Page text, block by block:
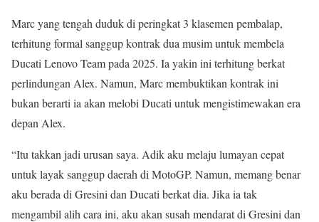
Marc yang tengah duduk di peringkat 3 klasemen pembalap,
terhitung formal sanggup kontrak dua musim untuk membela
Ducati Lenovo Team pada 2025. Ia yakin ini terhitung berkat
perlindungan Alex. Namun, Marc membuktikan kontrak ini
bukan berarti ia akan melobi Ducati untuk mengistimewakan era
depan Alex.
“Itu takkan jadi urusan saya. Adik aku melaju lumayan cepat
untuk layak sanggup daerah di MotoGP. Namun, memang benar
aku berada di Gresini dan Ducati berkat dia. Jika ia tak
mengambil alih cara ini, aku akan susah mendarat di Gresini dan